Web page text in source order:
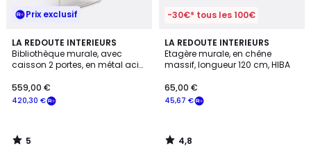
Prix exclusif
LA REDOUTE INTERIEURS
Bibliothèque murale, avec
caisson 2 portes, en métal acier
420,30 €
559,00 €
5
/
5
5
/
-30€* tous les 100€
LA REDOUTE INTERIEURS
Etagère murale, en chêne
massif, longueur 120 cm, HIBA
45,67 €
65,00 €
4,8
/ 5
4,8
/